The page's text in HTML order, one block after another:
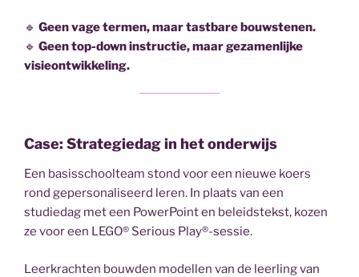
🔹 Geen vage termen, maar tastbare bouwstenen.
🔹 Geen top-down instructie, maar gezamenlijke
visieontwikkeling.
Case: Strategiedag in het onderwijs
Een basisschoolteam stond voor een nieuwe koers
rond gepersonaliseerd leren. In plaats van een
studiedag met een PowerPoint en beleidstekst, kozen
ze voor een LEGO® Serious Play®-sessie.
Leerkrachten bouwden modellen van de leerling van